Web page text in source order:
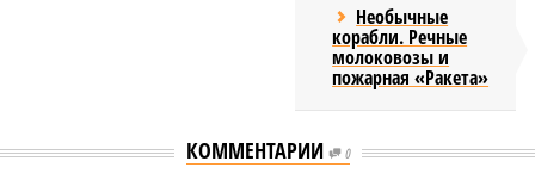
Необычные
корабли. Речные
молоковозы и
пожарная «Ракета»
КОММЕНТАРИИ 0